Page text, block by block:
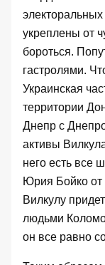
укреплены от
бороться.
гастролями.
Украинская
территории
Днепр с
активы
него есть все
Юрия Бойко от
Вилкулу
людьми
он все равно